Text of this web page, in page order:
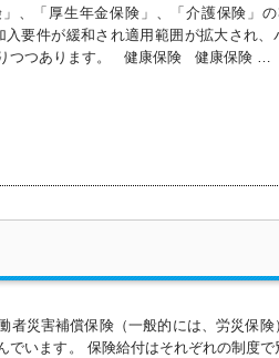
、「厚生年金保険」、「介護保険」の
入要件が緩和され適用範囲が拡大され、
つつあります。 健康保険 健康保険 …
者災害補償保険（一般的には、労災保険
でいます。 保険給付はそれぞれの制度